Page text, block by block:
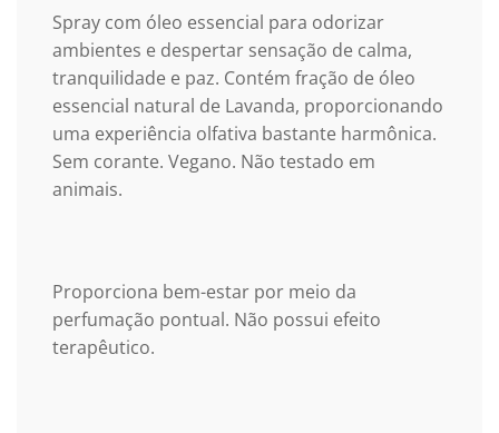
Spray com óleo essencial para odorizar
ambientes e despertar sensação de calma,
tranquilidade e paz. Contém fração de óleo
essencial natural de Lavanda, proporcionando
uma experiência olfativa bastante harmônica.
Sem corante. Vegano. Não testado em
animais.
Proporciona bem-estar por meio da
perfumação pontual. Não possui efeito
terapêutico.